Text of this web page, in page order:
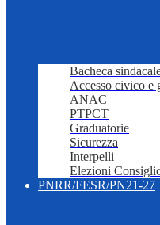
Bacheca
Accesso civico e
ANAC
PTPCT
Graduatorie
Sicurezza
Interpelli
Elezioni
PNRR/FESR/PN21-27